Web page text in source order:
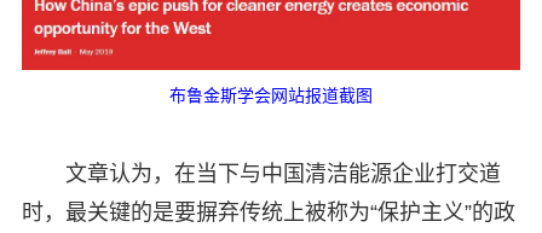
布鲁金斯学会网站报道截图
文章认为，在当下与中国清洁能源企业打交道
时，最关键的是要摒弃传统上被称为“保护主义”的政